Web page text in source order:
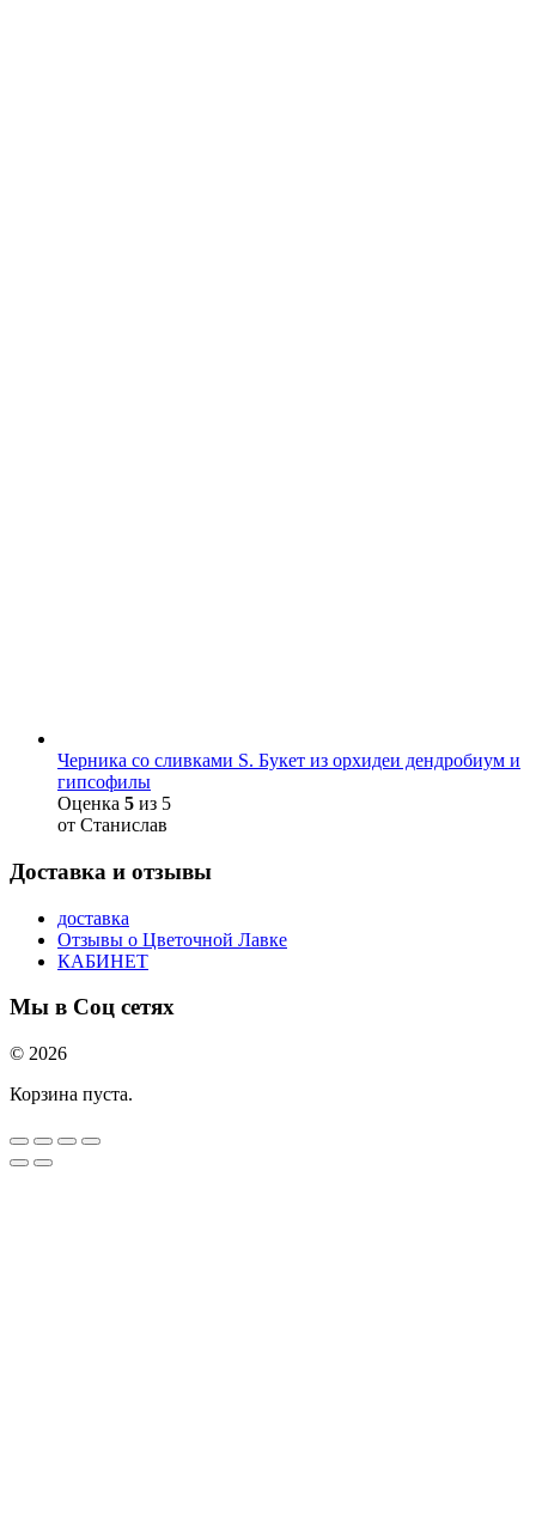
Черника со сливками S. Букет из орхидеи дендробиум и
гипсофилы
Оценка 5 из 5
от Станислав
Доставка и отзывы
доставка
Отзывы о Цветочной Лавке
КАБИНЕТ
Мы в Соц сетях
© 2026
Корзина пуста.